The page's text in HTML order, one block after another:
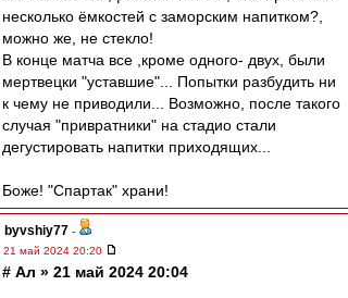
несколько ёмкостей с заморским напитком?,
можно же, не стекло!
В конце матча все ,кроме одного- двух, были
мертвецки "уставшие"... Попытки разбудить ни
к чему не приводили... Возможно, после такого
случая "привратники" на стадио стали
дегустировать напитки приходящих...
Боже! "Спартак" храни!
byvshiy77 -
21 май 2024 20:20
# Ал » 21 май 2024 20:04